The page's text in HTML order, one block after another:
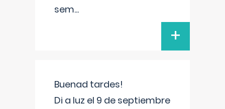
sem...
+
Buenad tardes!
Di a luz el 9 de septiembre